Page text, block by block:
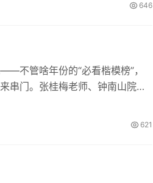
646
不管啥年份的“必看楷模榜”，
串门。张桂梅老师、钟南山院
621